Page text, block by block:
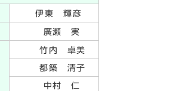
伊東 輝彦
廣瀬 実
竹内 卓美
都築 清子
中村 仁